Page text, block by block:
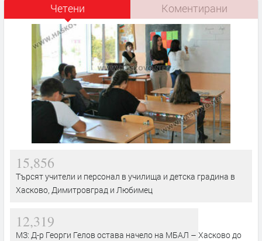
Четени Коментирани
15,856
Търсят учители и персонал в училища и детска градина в
Хасково, Димитровград и Любимец
12,319
МЗ: Д-р Георги Гелов остава начело на МБАЛ – Хасково до